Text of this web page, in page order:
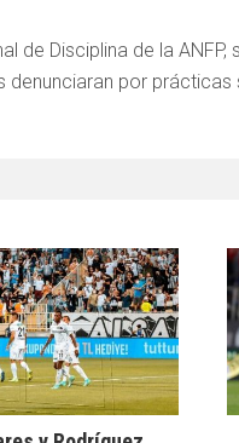
de Disciplina de la
denunciaran por prácticas